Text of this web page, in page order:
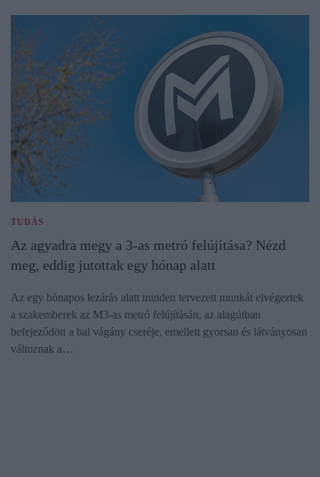
TUDÁS
Az agyadra megy a 3-as metró felújítása? Nézd
meg, eddig jutottak egy hónap alatt
Az egy hónapos lezárás alatt minden tervezett munkát elvégeztek
a szakemberek az M3-as metró felújításán, az alagútban
befejeződött a bal vágány cseréje, emellett gyorsan és látványosan
változnak a…